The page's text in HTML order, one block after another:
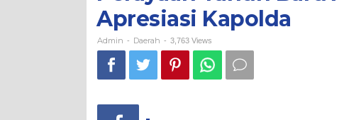
Silalahi
Apresiasi
Kapolda
Apresiasi Kapolda
Admin - Daerah - 3,763 Views